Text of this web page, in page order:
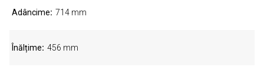
Adâncime 714 mm
Înălțime 456 mm